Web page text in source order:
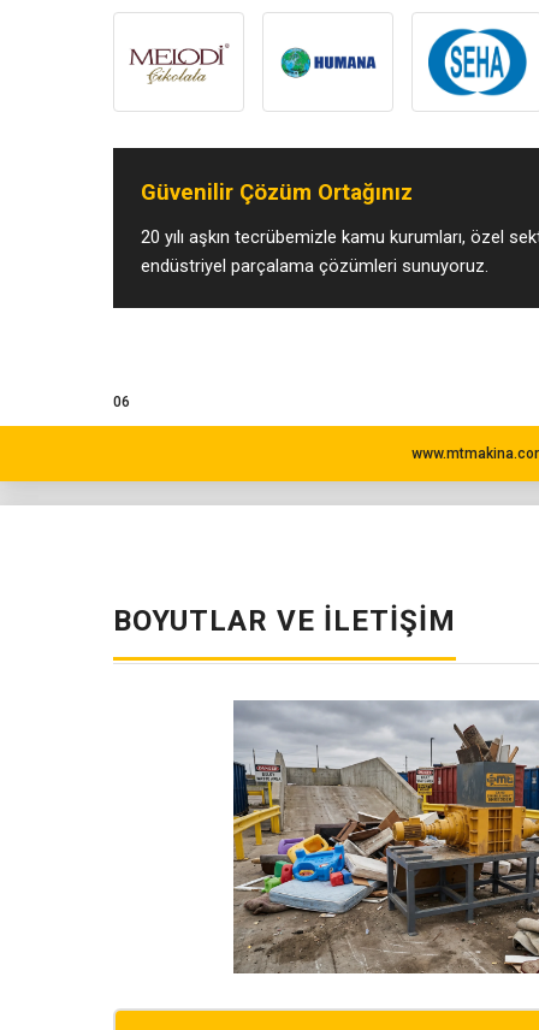
Güvenilir Çözüm Ortağınız
20 yılı aşkın tecrübemizle kamu kurumları, özel
endüstriyel parçalama çözümleri sunuyoruz.
06
BOYUTLAR VE İLETIŞIM